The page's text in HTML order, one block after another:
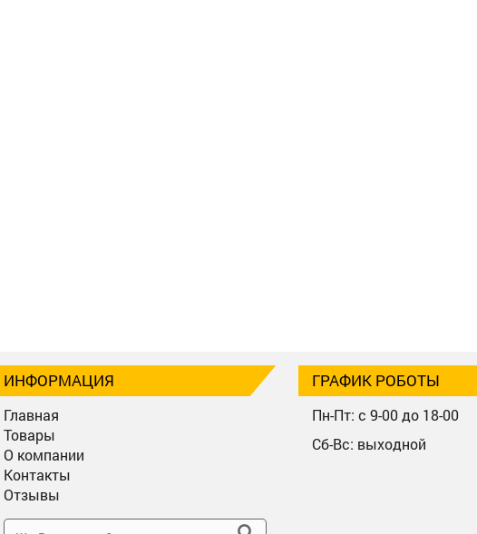
ИНФОРМАЦИЯ
Главная
Товары
О компании
Контакты
Отзывы
ГРАФИК РОБОТЫ
Пн-Пт: с 9-00 до 18-00
Сб-Вс: выходной